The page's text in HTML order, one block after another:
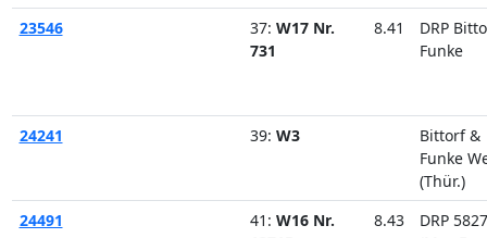
23546
37: W17 Nr.
731
8.41
DRP
Funke
24241 39: W3
Bittorf &
Funke
(Thür.)
24491
41: W16 Nr.
8.43
DRP